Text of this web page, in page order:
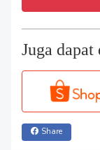
Juga
Share